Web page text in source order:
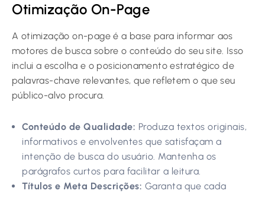
Otimização On-Page
A otimização on-page é a base para informar aos
motores de busca sobre o conteúdo do seu site. Isso
inclui a escolha e o posicionamento estratégico de
palavras-chave relevantes, que refletem o que seu
público-alvo procura.
Conteúdo de Qualidade: Produza textos originais,
informativos e envolventes que satisfaçam a
intenção de busca do usuário. Mantenha os
parágrafos curtos para facilitar a leitura.
Títulos e Meta Descrições: Garanta que cada